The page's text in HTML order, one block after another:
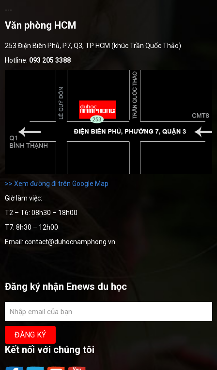
---
Văn phòng HCM
253 Điện Biên Phủ, P7, Q3, TP HCM (khúc Trần Quốc Thảo)
Hotline: 093 205 3388
>> Xem đường đi trên Google Map
Giờ làm việc:
T2 – T6: 08h30 – 18h00
T7: 8h30 – 12h00
Email: contact@duhocnamphong.vn
Đăng ký nhận Enews du học
Kết nối với chúng tôi